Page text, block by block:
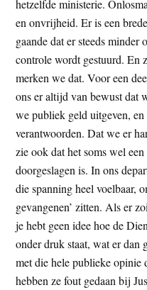
hetzelfde ministerie.
en onvrijheid. Er is een
gaande dat er steeds minder
controle wordt gestuurd. En
merken we dat. Voor een
ons er altijd van bewust dat
we publiek geld uitgeven,
verantwoorden. Dat we er
zie ook dat het soms wel
doorgeslagen is. In ons
die spanning heel voelbaar,
gevangenen’ zitten. Als er
je hebt geen idee hoe de
onder druk staat, wat er dan
met die hele publieke opinie
hebben ze fout gedaan bij